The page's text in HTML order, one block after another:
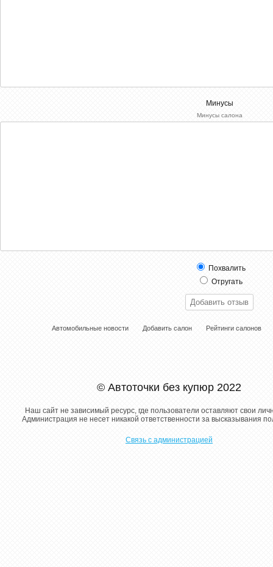
Минусы
Минусы салона
Похвалить
Отругать
Автомобильные новости Добавить салон Рейтинги салонов
© Автоточки без купюр 2022
Наш сайт не зависимый ресурс, где пользователи оставляют свои
Администрация не несет никакой ответственности за высказывания
Связь с администрацией